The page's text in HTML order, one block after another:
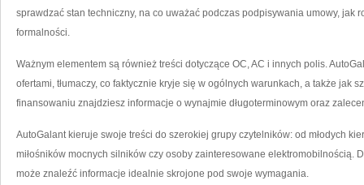
sprawdzać stan techniczny, na co uważać podczas podpisywania umowy, jak
formalności.
Ważnym elementem są również treści dotyczące OC, AC i innych polis.
ofertami, tłumaczy, co faktycznie kryje się w ogólnych warunkach, a także jak
finansowaniu znajdziesz informacje o wynajmie długoterminowym oraz
AutoGalant kieruje swoje treści do szerokiej grupy czytelników: od młodych
miłośników mocnych silników czy osoby zainteresowane elektromobilnością.
może znaleźć informacje idealnie skrojone pod swoje wymagania.